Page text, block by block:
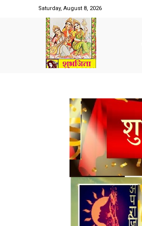
Saturday, August 8, 2026